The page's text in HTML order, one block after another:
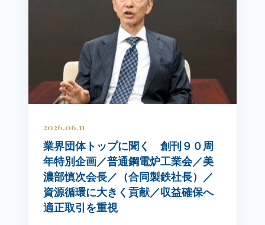
2026.06.11
業界団体トップに聞く 創刊９０周
年特別企画／普通鋼電炉工業会／美
濃部慎次会長／（合同製鉄社長）／
資源循環に大きく貢献／収益確保へ
適正取引を重視